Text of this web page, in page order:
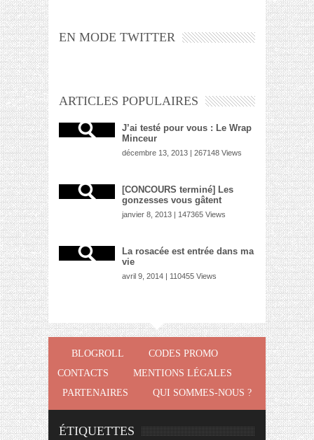
EN MODE TWITTER
ARTICLES POPULAIRES
J’ai testé pour vous : Le Wrap
Minceur
décembre 13, 2013 | 267148 Views
[CONCOURS terminé] Les
gonzesses vous gâtent
janvier 8, 2013 | 147365 Views
La rosacée est entrée dans ma
vie
avril 9, 2014 | 110455 Views
BLOGROLL
CODES PROMO
CONTACTS
MENTIONS LÉGALES
PARTENAIRES
QUI SOMMES-NOUS ?
ÉTIQUETTES